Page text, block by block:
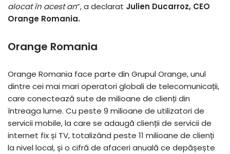
alocat în acest an”, a declarat Julien Ducarroz, CEO
Orange Romania.
Orange Romania
Orange Romania face parte din Grupul Orange, unul
dintre cei mai mari operatori globali de telecomunicații,
care conectează sute de milioane de clienți din
întreaga lume. Cu peste 9 milioane de utilizatori de
servicii mobile, la care se adaugă clienții de servicii de
internet fix și TV, totalizând peste 11 milioane de clienți
la nivel local, și o cifră de afaceri anuală ce depășește